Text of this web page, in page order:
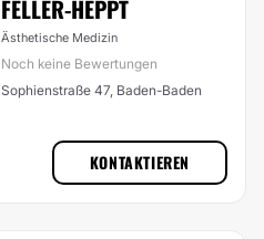
FELLER-HEPPT
Ästhetische Medizin
Noch keine Bewertungen
Sophienstraße 47, Baden-Baden
KONTAKTIEREN